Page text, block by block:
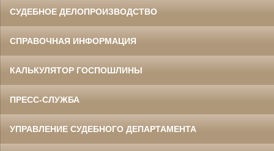
СУДЕБНОЕ ДЕЛОПРОИЗВОДСТВО
СПРАВОЧНАЯ ИНФОРМАЦИЯ
КАЛЬКУЛЯТОР ГОСПОШЛИНЫ
ПРЕСС-СЛУЖБА
УПРАВЛЕНИЕ СУДЕБНОГО ДЕПАРТАМЕНТА